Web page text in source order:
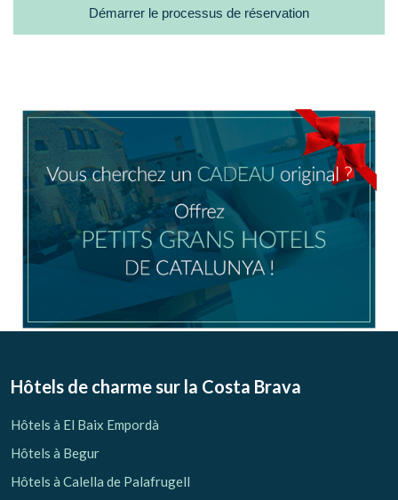
Location/nom de l'hôtel
CA ES EN
Démarrer le processus de réservation
Hôtels de charme sur la Costa Brava
Hôtels à El Baix Empordà
Hôtels à Begur
Hôtels à Calella de Palafrugell
Modifier les cookies
continuez à naviguer, vous acceptez leur installation.
pouvant, s'il le souhaite, empêcher leur installation sur son
action peut entraîner des difficultés de navigation sur le